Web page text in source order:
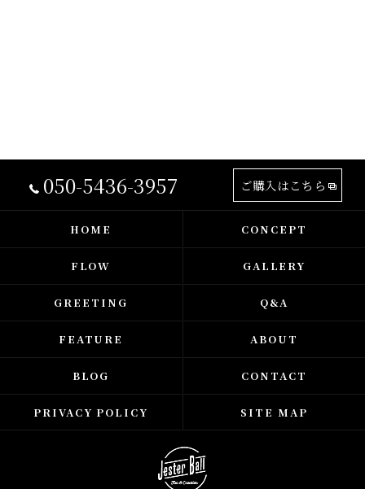
050-5436-3957 ご購入はこちら
HOME CONCEPT
FLOW GALLERY
GREETING Q&A
FEATURE ABOUT
BLOG CONTACT
PRIVACY POLICY SITE MAP